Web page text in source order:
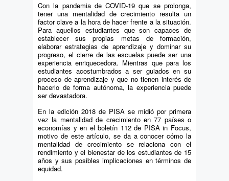
Con la pandemia de COVID-19 que se prolonga,
tener una mentalidad de crecimiento resulta un
factor clave a la hora de hacer frente a la situación.
Para aquellos estudiantes que son capaces de
establecer sus propias metas de formación,
elaborar estrategias de aprendizaje y dominar su
progreso, el cierre de las escuelas puede ser una
experiencia enriquecedora. Mientras que para los
estudiantes acostumbrados a ser guiados en su
proceso de aprendizaje y que no tienen interés de
hacerlo de forma autónoma, la experiencia puede
ser devastadora.
En la edición 2018 de PISA se midió por primera
vez la mentalidad de crecimiento en 77 países o
economías y en el boletín 112 de PISA in Focus,
motivo de este artículo, se da a conocer cómo la
mentalidad de crecimiento se relaciona con el
rendimiento y el bienestar de los estudiantes de 15
años y sus posibles implicaciones en términos de
equidad.